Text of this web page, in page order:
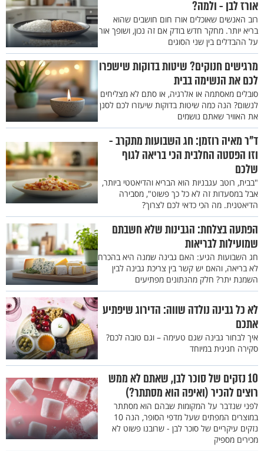
אורז לבן - ולמה?
רוב האנשים שאוכלים אורז חום חושבים שהוא
בריא יותר. מחקר חדש בודק אם זה נכון, ושופך אור
על ההבדלים בין שני הסוגים
מרגישים חנוקים? שיטות בדוקות שישפרו
לכם את הנשימה בבית
סובלים מאסתמה או אלרגיה, או סתם לא מצליחים
לנשום? הנה כמה שיטות בדוקות שיעזרו לכם לסנן
את האוויר שאתם נושמים
ד"ר מאיה רוזמן: חג השבועות מתקרב -
וזו הפסטה החלבית הכי בריאה לגוף
שלכם
"בבית, רוטב עגבניות הוא הבריא והדיאטטי ביותר,
אבל במסעדות זה לא כל כך פשוט", מסבירה
הדיאטנית. מה הכי כדאי לכם לצרוך?
הפתעה בצלחת: הגבינות שלא חשבתם
שמועילות לבריאות
חג השבועות הגיע: האם גבינה שמנה היא בהכרח
לא בריאה, והאם יש קשר בין צריכת גבינה לבין
השמנת יתר? חלק מהנתונים מפתיעים
לא כל גבינה נולדה שווה: הדירוג שיפתיע
אתכם
איך לבחור גבינה שגם טעימה – וגם טובה לכם?
סקירה חגיגית במיוחד
10 נזקים של סוכר לבן, שאתם לא ממש
רוצים להכיר (ואיפה הוא מסתתר?)
לפני שנדבר על המקומות שבהם הוא מסתתר
במוצרים המפתים שעל מדפי הסופר, הנה 10
נזקים עיקריים של סוכר לבן - שרובנו פשוט לא
מכירים מספיק